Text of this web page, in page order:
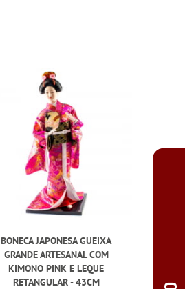
BONECA JAPONESA GUEIXA
GRANDE ARTESANAL COM
KIMONO PINK E LEQUE
RETANGULAR - 43CM